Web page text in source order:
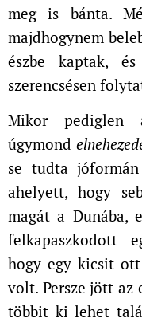
meg is bánta.
majdhogynem
észbe kaptak,
szerencsésen
Mikor pediglen
úgymond
se tudta
ahelyett, hogy
magát a Dunába,
felkapaszkodott
hogy egy kicsit
volt. Persze jött az
többit ki lehet